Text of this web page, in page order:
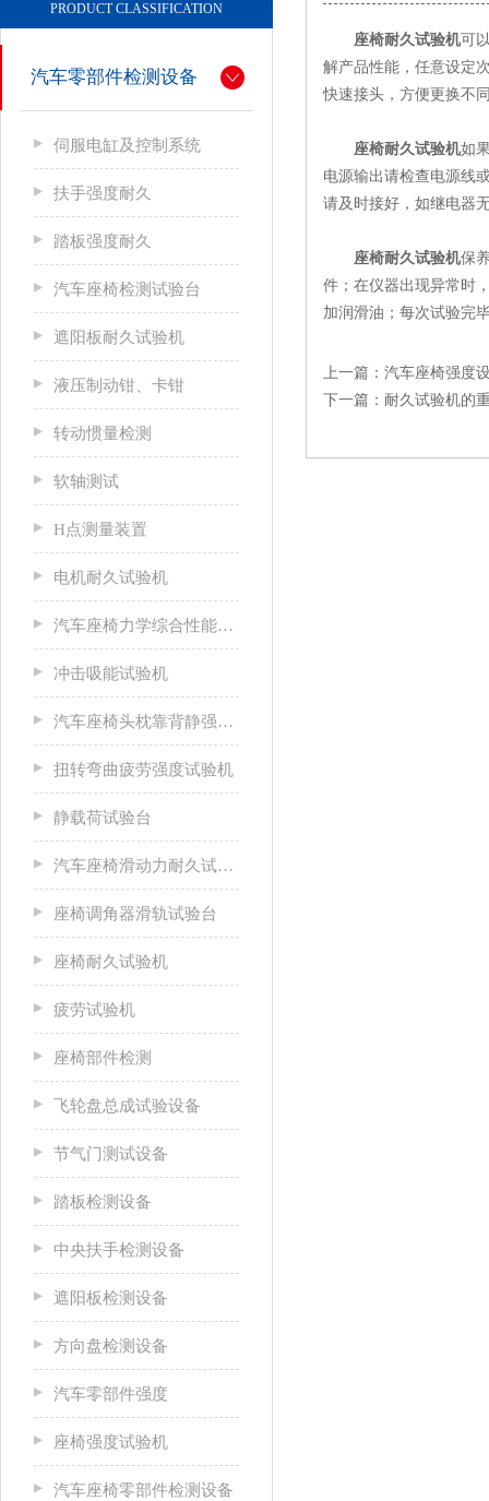
PRODUCT CLASSIFICATION
汽车零部件检测设备
伺服电缸及控制系统
扶手强度耐久
踏板强度耐久
汽车座椅检测试验台
遮阳板耐久试验机
液压制动钳、卡钳
转动惯量检测
软轴测试
H点测量装置
电机耐久试验机
汽车座椅力学综合性能试验机
冲击吸能试验机
汽车座椅头枕靠背静强度试验台
扭转弯曲疲劳强度试验机
静载荷试验台
汽车座椅滑动力耐久试验台
座椅调角器滑轨试验台
座椅耐久试验机
疲劳试验机
座椅部件检测
飞轮盘总成试验设备
节气门测试设备
踏板检测设备
中央扶手检测设备
遮阳板检测设备
方向盘检测设备
汽车零部件强度
座椅强度试验机
汽车座椅零部件检测设备
座椅耐久试验机可
解产品性能，任意设定
快速接头，方便更换不
座椅耐久试验机如
电源输出请检查电源线
请及时接好，如继电器
座椅耐久试验机保
件；在仪器出现异常时
加润滑油；每次试验完
上一篇： 汽车座椅强度
下一篇： 耐久试验机的